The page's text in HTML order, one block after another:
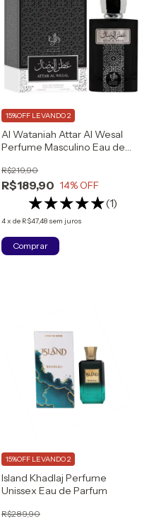
Al Wataniah Attar Al Wesal
Perfume Masculino Eau de
R$189,90
R$219,90
14% OFF
(1)
4x de R$47,48 sem juros
15%OFF LEVANDO 2
Comprar
Island Khadlaj Perfume
Unissex Eau de Parfum
R$289,90
15%OFF LEVANDO 2